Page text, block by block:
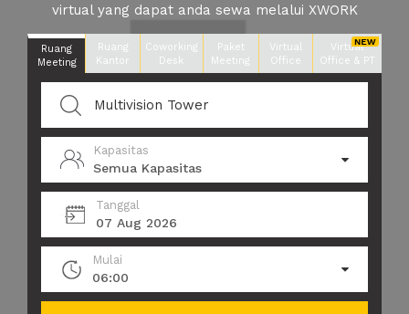
virtual yang dapat anda sewa melalui XWORK
Ruang
Meeting
Ruang
Kantor
Coworking
Desk
Paket
Meeting
Virtual
Office
Virtual
Office & PT
Kapasitas
Semua Kapasitas
Tanggal
07 Aug 2026
Mulai
06:00